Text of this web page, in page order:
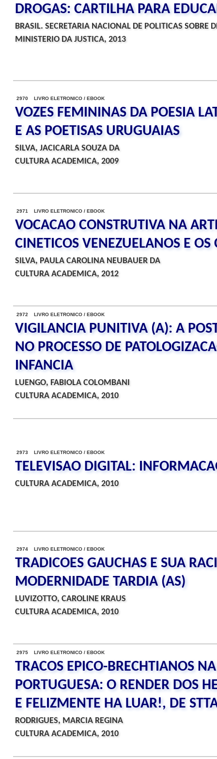
DROGAS: CARTILHA PARA
BRASIL. SECRETARIA NACIONAL DE POLITICAS SOBRE
MINISTERIO DA JUSTICA, 2013
2970 LIVRO ELETRONICO / EBOOK
VOZES FEMININAS DA POESIA
E AS POETISAS URUGUAIAS
SILVA, JACICARLA SOUZA DA
CULTURA ACADEMICA, 2009
2971 LIVRO ELETRONICO / EBOOK
VOCACAO CONSTRUTIVA NA
CINETICOS VENEZUELANOS E OS
SILVA, PAULA CAROLINA NEUBAUER DA
CULTURA ACADEMICA, 2012
2972 LIVRO ELETRONICO / EBOOK
VIGILANCIA PUNITIVA (A): A
NO PROCESSO DE
INFANCIA
LUENGO, FABIOLA COLOMBANI
CULTURA ACADEMICA, 2010
2973 LIVRO ELETRONICO / EBOOK
TELEVISAO DIGITAL:
CULTURA ACADEMICA, 2010
2974 LIVRO ELETRONICO / EBOOK
TRADICOES GAUCHAS E SUA
MODERNIDADE TARDIA (AS)
LUVIZOTTO, CAROLINE KRAUS
CULTURA ACADEMICA, 2010
2975 LIVRO ELETRONICO / EBOOK
TRACOS EPICO-BRECHTIANOS
PORTUGUESA: O RENDER DOS
E FELIZMENTE HA LUAR!, DE
RODRIGUES, MARCIA REGINA
CULTURA ACADEMICA, 2010